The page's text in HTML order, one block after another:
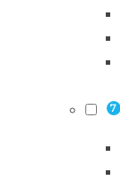
7